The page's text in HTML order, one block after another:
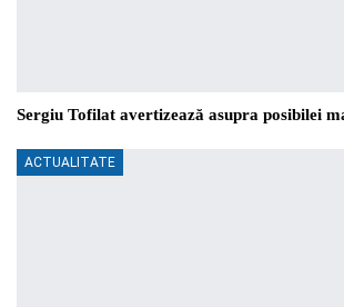
Sergiu Tofilat avertizează asupra posibilei
ACTUALITATE